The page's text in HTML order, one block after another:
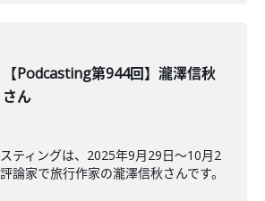
【Podcasting第944回】瀧澤信秋
さん
ティングは、2025年9月29日〜10月2
論家で旅行作家の瀧澤信秋さんです。